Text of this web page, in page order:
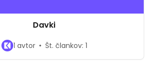
Davki
1 avtor Št. člankov: 1